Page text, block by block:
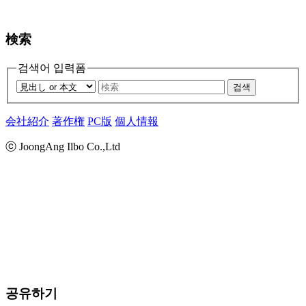
検索
검색어 입력폼
검색
会社紹介 著作権 PC版 個人情報
ⓒ JoongAng Ilbo Co.,Ltd
공유하기